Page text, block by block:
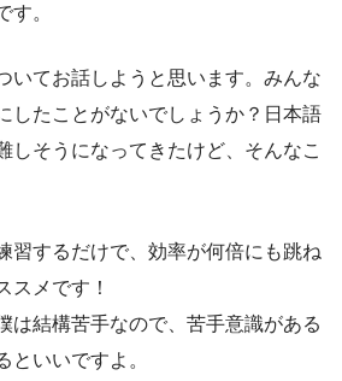
す。
いてお話しようと思います。みんな
したことがないでしょうか？日本語
しそうになってきたけど、そんなこ
習するだけで、効率が何倍にも跳ね
スメです！
は結構苦手なので、苦手意識がある
といいですよ。